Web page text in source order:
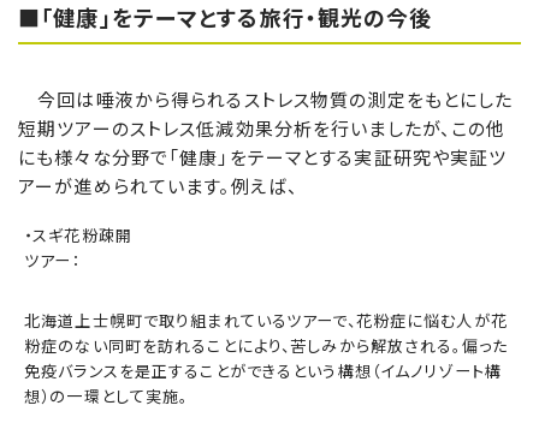
■「健康」をテーマとする旅行・観光の今後
今回は唾液から得られるストレス物質の測定をもとにした
短期ツアーのストレス低減効果分析を行いましたが、この他
にも様々な分野で「健康」をテーマとする実証研究や実証ツ
アーが進められています。例えば、
・スギ花粉疎開
ツアー：
北海道上士幌町で取り組まれているツアーで、花粉症に悩む人が花
粉症のない同町を訪れることにより、苦しみから解放される。偏った
免疫バランスを是正することができるという構想（イムノリゾート構
想）の一環として実施。